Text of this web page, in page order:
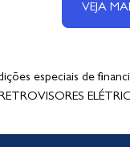
VEJA
especiais de